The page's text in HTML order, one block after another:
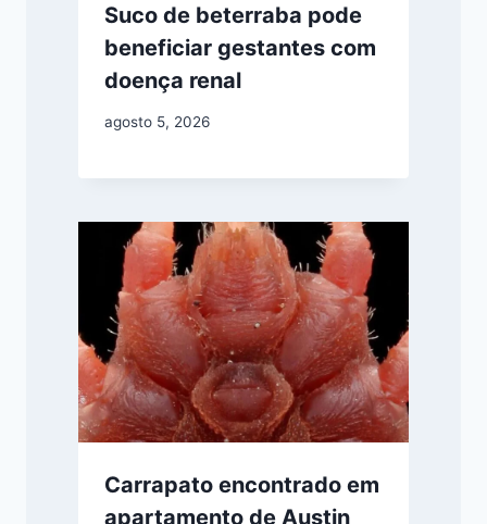
Suco de beterraba pode
beneficiar gestantes com
doença renal
agosto 5, 2026
Carrapato encontrado em
apartamento de Austin